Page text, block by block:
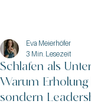
Schlafen als
Warum Erholung
sondern
Eva Meierhöfer
3 Min. Lesezeit